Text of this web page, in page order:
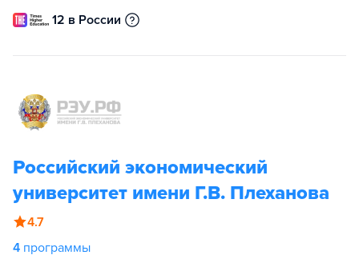
12 в России
Российский экономический
университет имени Г.В. Плеханова
4.7
4 программы